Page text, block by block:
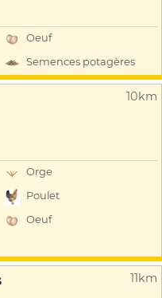
Oeuf
Semences potagères
10km
Orge
Poulet
Oeuf
11km